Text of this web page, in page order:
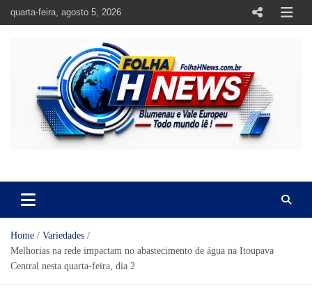
quarta-feira, agosto 5, 2026
Home
Variedades
Melhorias na rede impactam no abastecimento de água na Itoupava
Central nesta quarta-feira, dia 2